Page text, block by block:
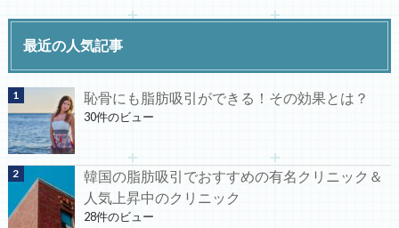
最近の人気記事
恥骨にも脂肪吸引ができる！その効果とは？
30件のビュー
韓国の脂肪吸引でおすすめの有名クリニック＆
人気上昇中のクリニック
28件のビュー